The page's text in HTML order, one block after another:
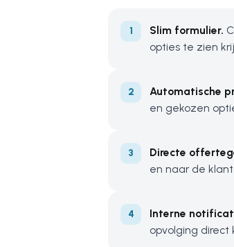
Slim formulier.
opties te zien
Automatische
en gekozen
Directe
en naar de
Interne
opvolging direct